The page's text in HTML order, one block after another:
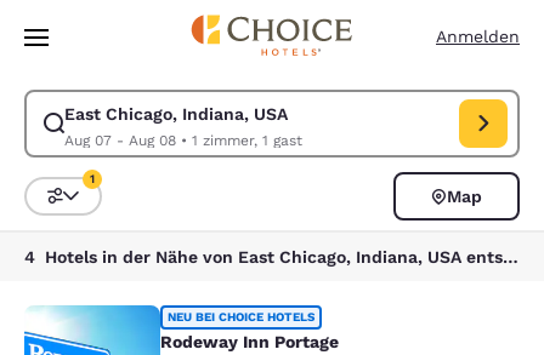
Weiter Zu Hauptinhalt
Anmelden
East Chicago, Indiana, USA
Aug 07 - Aug 08• 1 zimmer, 1 gast
Suche für East Chicago, Indiana, USA ändern. Check-in-Datum Aug
Sortieren und Filtern,
1
Map
4 Hotels in der Nähe von East Chicago, Indiana, USA entsprechen Ihren Filtern
Rodeway Inn Portage
NEU BEI CHOICE HOTELS
Rodeway Inn Portage